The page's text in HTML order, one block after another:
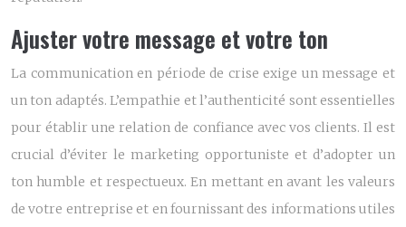
Ajuster votre message et votre ton
La communication en période de crise exige un message et
un ton adaptés. L’empathie et l’authenticité sont essentielles
pour établir une relation de confiance avec vos clients. Il est
crucial d’éviter le marketing opportuniste et d’adopter un
ton humble et respectueux. En mettant en avant les valeurs
de votre entreprise et en fournissant des informations utiles